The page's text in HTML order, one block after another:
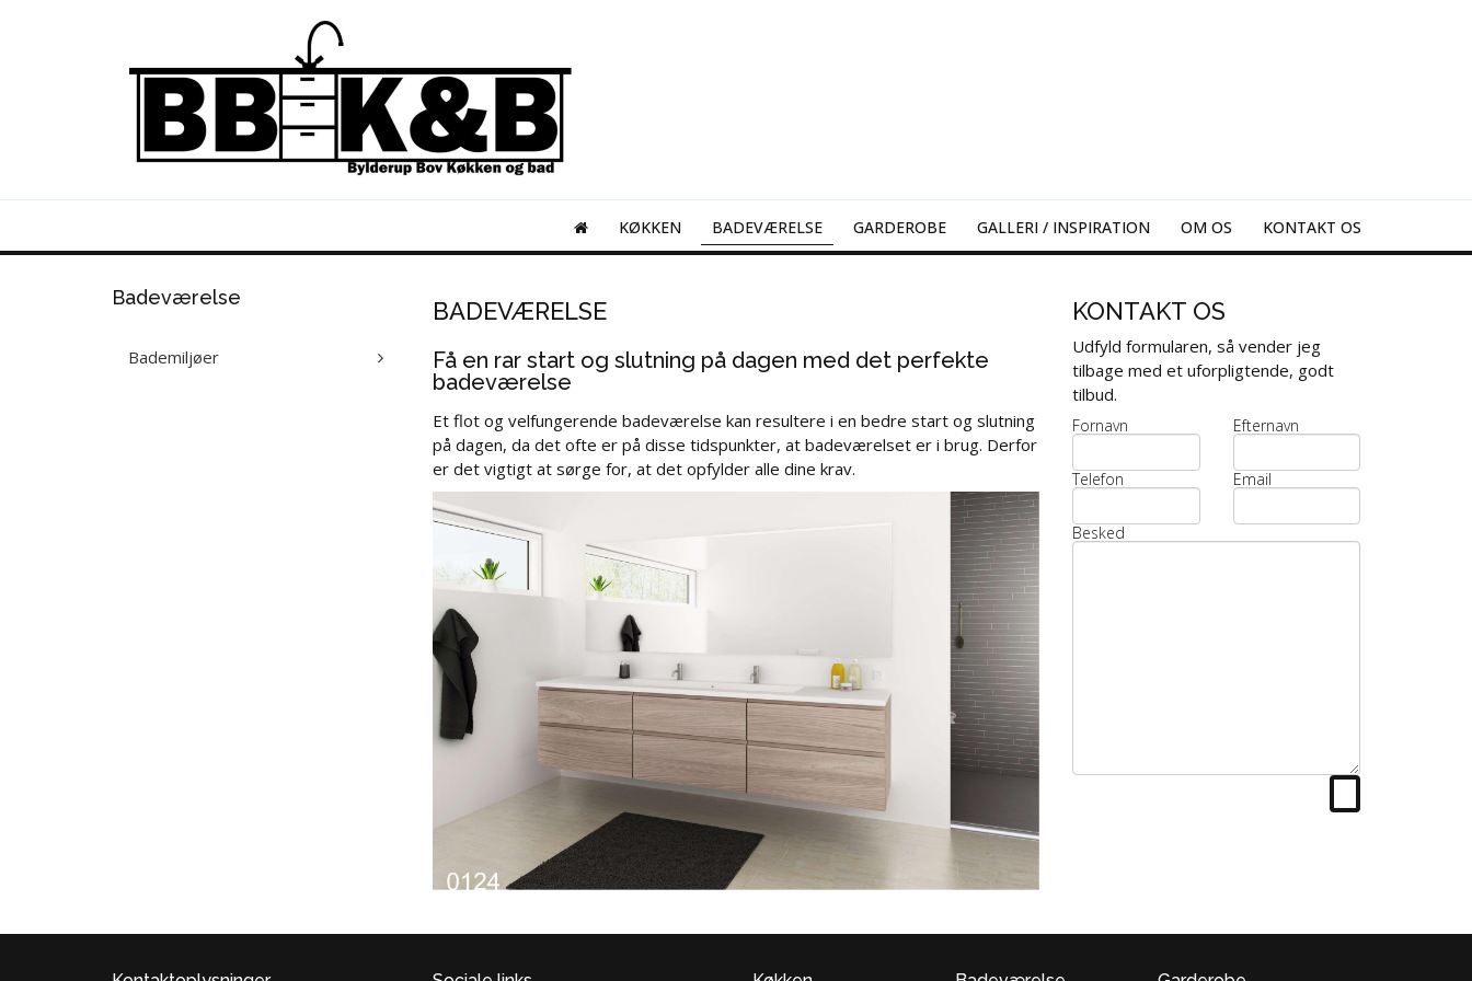
KØKKEN BADEVÆRELSE GARDEROBE GALLERI / INSPIRATION OM OS KONTAKT OS
Badeværelse
Bademiljøer
BADEVÆRELSE
Få en rar start og slutning på dagen med det perfekte
badeværelse
Et flot og velfungerende badeværelse kan resultere i en bedre start og slutning
på dagen, da det ofte er på disse tidspunkter, at badeværelset er i brug. Derfor
er det vigtigt at sørge for, at det opfylder alle dine krav.
KONTAKT OS
Udfyld formularen, så vender jeg
tilbage med et uforpligtende, godt
tilbud.
Fornavn Efternavn
Telefon Email
Besked